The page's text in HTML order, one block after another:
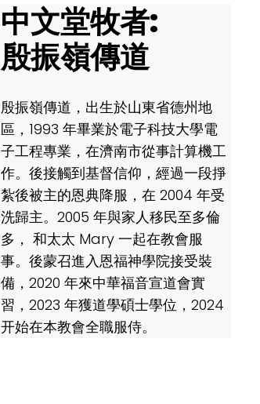
中文堂牧者:
殷振嶺傳道
殷振嶺傳道，出生於山東省德州地
區，1993 年畢業於電子科技大學電
子工程專業，在濟南市從事計算機工
作。後接觸到基督信仰，經過一段掙
紮後被主的恩典降服，在 2004 年受
洗歸主。2005 年與家人移民至多倫
多， 和太太 Mary 一起在教會服
事。後蒙召進入恩福神學院接受裝
備，2020 年來中華福音宣道會實
習，2023 年獲道學碩士學位，2024
开始在本教會全職服侍。